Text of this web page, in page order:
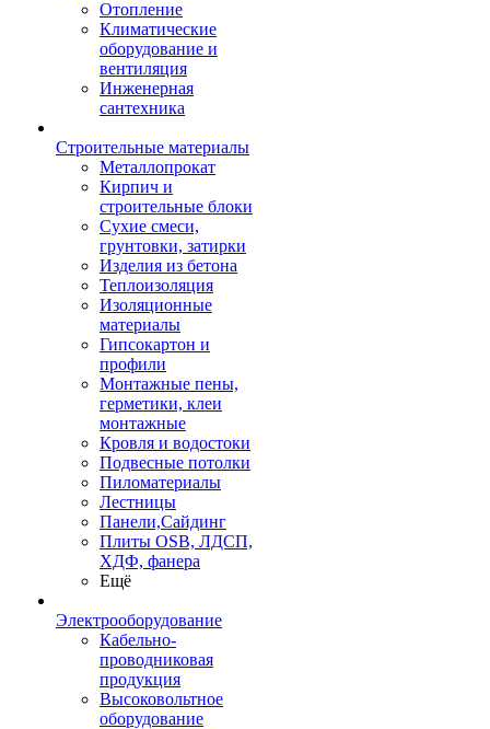
Отопление
Климатические
оборудование и
вентиляция
Инженерная
сантехника
Строительные материалы
Металлопрокат
Кирпич и
строительные блоки
Сухие смеси,
грунтовки, затирки
Изделия из бетона
Теплоизоляция
Изоляционные
материалы
Гипсокартон и
профили
Монтажные пены,
герметики, клеи
монтажные
Кровля и водостоки
Подвесные потолки
Пиломатериалы
Лестницы
Панели,Сайдинг
Плиты OSB, ЛДСП,
ХДФ, фанера
Ещё
Электрооборудование
Кабельно-
проводниковая
продукция
Высоковольтное
оборудование